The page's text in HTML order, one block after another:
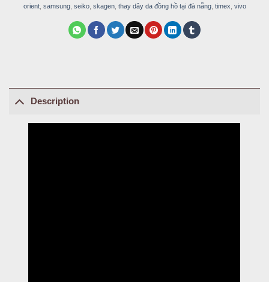
orient, samsung, seiko, skagen, thay dây da đồng hồ tại đà nẵng, timex vivo
Description